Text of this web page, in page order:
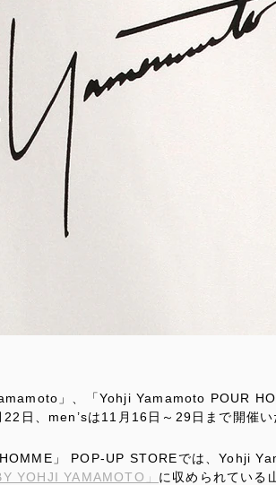
」、「Yohji Yamamoto POUR
日、men’sは11月16日～29日まで開催い
」 POP-UP STOREでは、Yohji
YOHJI YAMAMOTO」 に収められている